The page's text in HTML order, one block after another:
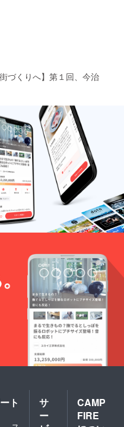
づくりへ】第１回、今治
ト
サ
ー
CAMP
FIRE